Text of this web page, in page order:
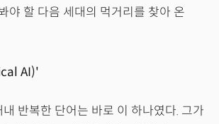
야 할 다음 세대의 먹거리를 찾아 온
AI)'
반복한 단어는 바로 이 하나였다. 그가